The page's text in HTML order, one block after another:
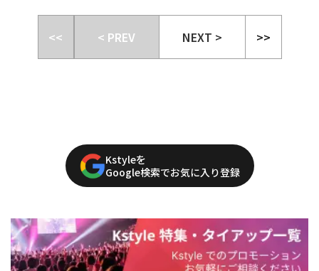
<< < PREV NEXT > >>
Kstyleを
Google検索でお気に入り登録